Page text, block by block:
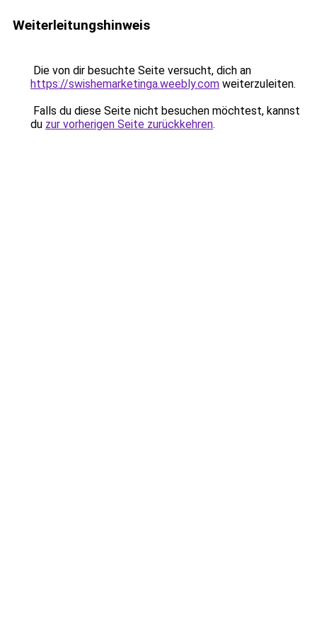
Weiterleitungshinweis
Die von dir besuchte Seite versucht, dich an
https://swishemarketinga.weebly.com weiterzuleiten.
Falls du diese Seite nicht besuchen möchtest, kannst
du zur vorherigen Seite zurückkehren.